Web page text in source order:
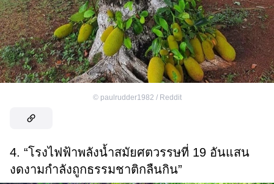
© paulrudder1982 / Reddit
4. “โรงไฟฟ้าพลังน้ำสมัยศตวรรษที่ 19 อันแสน
งดงามกำลังถูกธรรมชาติกลืนกิน”